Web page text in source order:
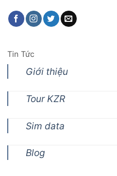
Tin Tức
Giới thiệu
Tour KZR
Sim data
Blog